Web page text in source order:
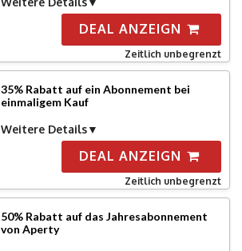
DEAL ANZEIGN
Zeitlich unbegrenzt
35% Rabatt auf ein Abonnement bei
einmaligem Kauf
Weitere Details
DEAL ANZEIGN
Zeitlich unbegrenzt
50% Rabatt auf das Jahresabonnement
von Aperty